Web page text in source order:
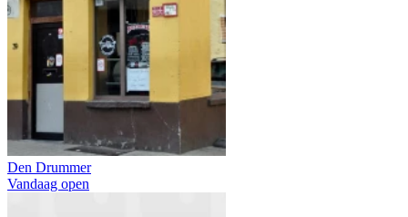
Den Drummer
Vandaag open